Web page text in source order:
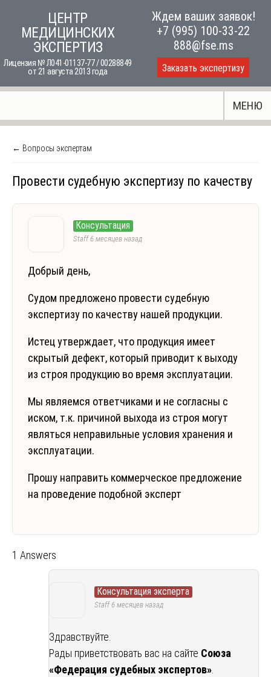
content
ЦЕНТР
МЕДИЦИНСКИХ
ЭКСПЕРТИЗ
Лицензия № Л041-01137-77 / 00288849
от 21 августа 2013 года
Ждем ваших заявок!
+7 (995) 100-33-22
888@fse.ms
Заказать экспертизу
МЕНЮ
← Вопросы экспертам
Провести судебную экспертизу по качеству
Консультация
Staff6 месяцев назад
Добрый день,
Судом предложено провести судебную
экспертизу по качеству нашей продукции.
Истец утверждает, что продукция имеет
скрытый дефект, который приводит к выходу
из строя продукцию во время эксплуатации.
Мы являемся ответчиками и не согласны с
иском, т.к. причиной выхода из строя могут
являться неправильные условия хранения и
эксплуатации.
Прошу направить коммерческое предложение
на проведение подобной эксперт
1 Answers
Консультация эксперта
Staff6 месяцев назад
Здравствуйте.
Рады приветствовать вас на сайте Союза
«Федерация судебных экспертов»